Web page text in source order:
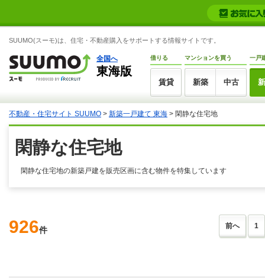
SUUMO(スーモ)は、住宅・不動産購入をサポートする情報サイトです。
全国へ
東海版
借りる
賃貸
マンションを買う
新築 中古
一戸
不動産・住宅サイト SUUMO > 新築一戸建て 東海 > 閑静な住宅地
閑静な住宅地
閑静な住宅地の新築戸建を販売区画に含む物件を特集しています
926件 前へ 1